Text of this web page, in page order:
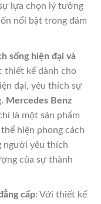
lựa chọn lý tưởng
nổi bật trong đám
sống hiện đại và
thiết kế dành cho
đại, yêu thích sự
Mercedes Benz
là một sản phẩm
hiện phong cách
người yêu thích
của sự thành
cấp: Với thiết kế